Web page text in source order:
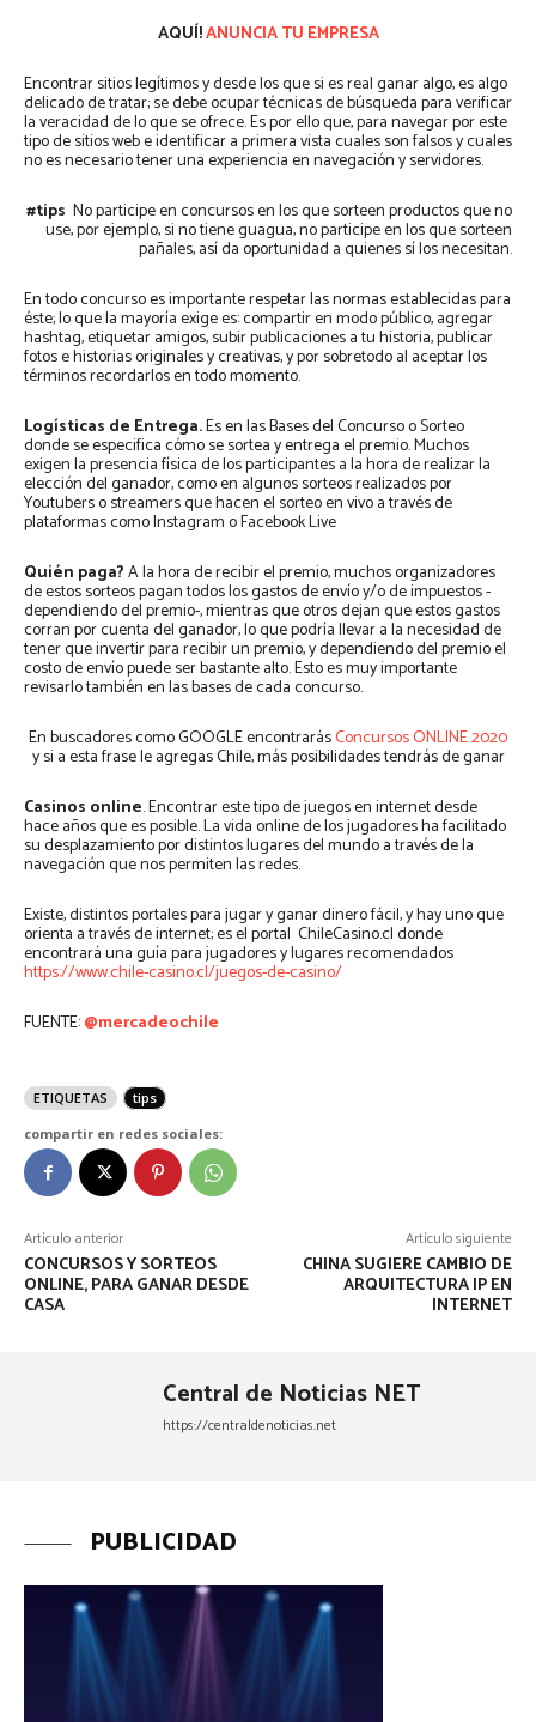
AQUÍ!ANUNCIA TU EMPRESA
Encontrar sitios legítimos y desde los que si es real ganar algo, es algo
delicado de tratar; se debe ocupar técnicas de búsqueda para verificar
la veracidad de lo que se ofrece. Es por ello que, para navegar por este
tipo de sitios web e identificar a primera vista cuales son falsos y cuales
no es necesario tener una experiencia en navegación y servidores.
#tips No participe en concursos en los que sorteen productos que no
use, por ejemplo, si no tiene guagua, no participe en los que sorteen
pañales, así da oportunidad a quienes sí los necesitan.
En todo concurso es importante respetar las normas establecidas para
éste; lo que la mayoría exige es: compartir en modo público, agregar
hashtag, etiquetar amigos, subir publicaciones a tu historia, publicar
fotos e historias originales y creativas, y por sobretodo al aceptar los
términos recordarlos en todo momento.
Logísticas de Entrega.Es en las Bases del Concurso o Sorteo
donde se especifica cómo se sortea y entrega el premio. Muchos
exigen la presencia física de los participantes a la hora de realizar la
elección del ganador, como en algunos sorteos realizados por
Youtubers o streamers que hacen el sorteo en vivo a través de
plataformas como Instagram o Facebook Live
Quién paga?A la hora de recibir el premio, muchos organizadores
de estos sorteos pagan todos los gastos de envío y/o de impuestos -
dependiendo del premio-, mientras que otros dejan que estos gastos
corran por cuenta del ganador, lo que podría llevar a la necesidad de
tener que invertir para recibir un premio, y dependiendo del premio el
costo de envío puede ser bastante alto. Esto es muy importante
revisarlo también en las bases de cada concurso.
En buscadores como GOOGLE encontrarásConcursos ONLINE 2020
y si a esta frase le agregas Chile, más posibilidades tendrás de ganar
Casinos online. Encontrar este tipo de juegos en internet desde
hace años que es posible. La vida online de los jugadores ha facilitado
su desplazamiento por distintos lugares del mundo a través de la
navegación que nos permiten las redes.
Existe, distintos portales para jugar y ganar dinero fácil, y hay uno que
orienta a través de internet; es el portal ChileCasino.cl donde
encontrará una guía para jugadores y lugares recomendados
https://www.chile-casino.cl/juegos-de-casino/
FUENTE:@mercadeochile
ETIQUETAS
tips
compartir en redes sociales:
Artículo anterior
CONCURSOS Y SORTEOS
ONLINE, PARA GANAR DESDE
CASA
Artículo siguiente
CHINA SUGIERE CAMBIO DE
ARQUITECTURA IP EN
INTERNET
Central de Noticias NET
https://centraldenoticias.net
PUBLICIDAD